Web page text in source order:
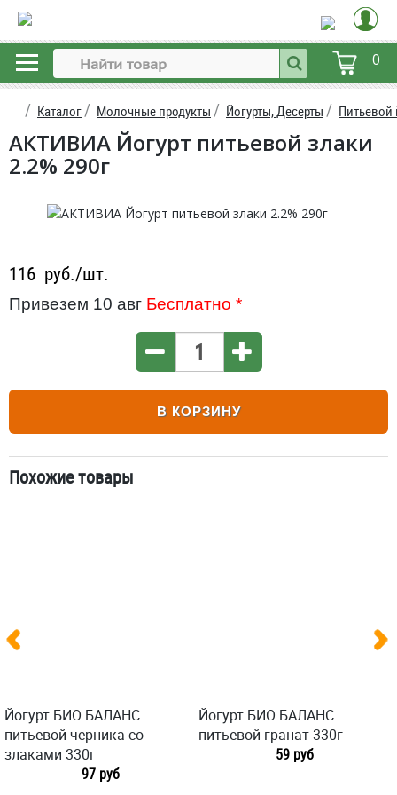
0
Каталог Молочные продукты Йогурты, Десерты Питьевой
АКТИВИА Йогурт питьевой злаки
2.2% 290г
116 руб./шт.
Привезем 10 авг Бесплатно *
В КОРЗИНУ
Похожие товары
Йогурт БИО БАЛАНС
питьевой черника со
злаками 330г
97 руб
Йогурт БИО БАЛАНС
питьевой гранат 330г
59 руб